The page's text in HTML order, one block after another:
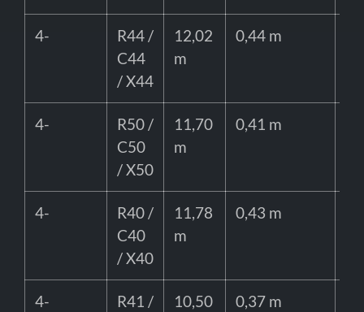
4-
R44 /
C44
/ X44
12,02
m
0,44 m
4-
R50 /
C50
/ X50
11,70
m
0,41 m
4-
R40 /
C40
/ X40
11,78
m
0,43 m
4-
R41 /
10,50
0,37 m